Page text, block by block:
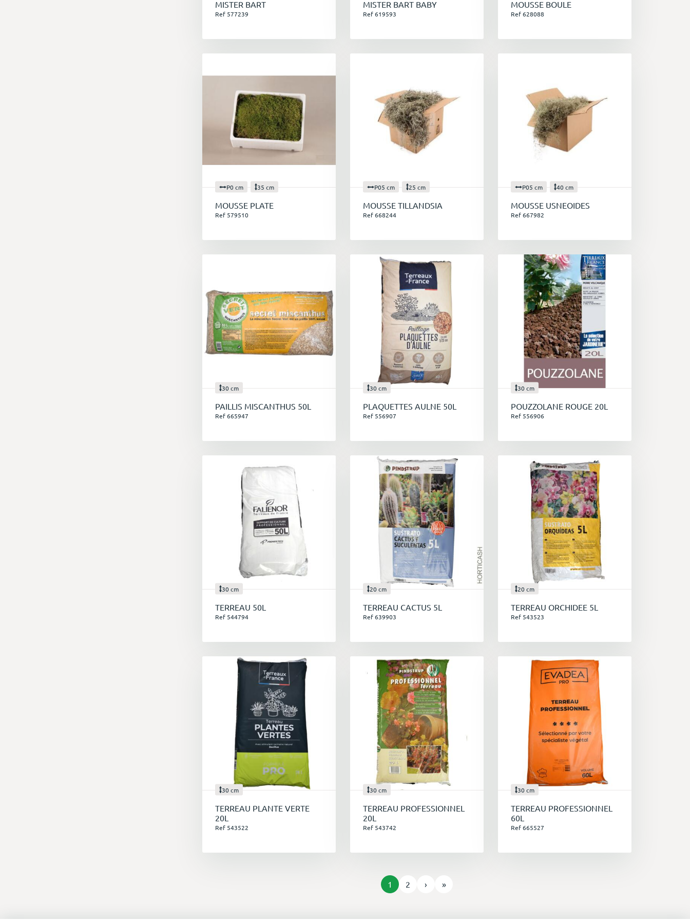
ressources naturelles.
Innovation :
Nous sommes constamment à la recherche de nouvelles solutions pour répondre aux
MISTER BART
Ref 577239
MISTER BART BABY
Ref 619593
MOUSSE BOULE
Ref 628088
P0 cm 35 cm
MOUSSE PLATE
Ref 579510
P05 cm 25 cm
MOUSSE TILLANDSIA
Ref 668244
P05 cm 40 cm
MOUSSE USNEOIDES
Ref 667982
30 cm
PAILLIS MISCANTHUS 50L
Ref 665947
30 cm
PLAQUETTES AULNE 50L
Ref 556907
30 cm
POUZZOLANE ROUGE 20L
Ref 556906
30 cm
TERREAU 50L
Ref 544794
20 cm
TERREAU CACTUS 5L
Ref 639903
20 cm
TERREAU ORCHIDEE 5L
Ref 543523
30 cm
TERREAU PLANTE VERTE
20L
Ref 543522
30 cm
TERREAU PROFESSIONNEL
20L
Ref 543742
30 cm
TERREAU PROFESSIONNEL
60L
Ref 665527
1 2 › »